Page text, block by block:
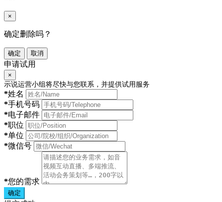
×
确定删除吗？
确定 取消
申请试用
×
示说运营小组将尽快与您联系，并提供试用服务
*姓名
*手机号码
*电子邮件
*职位
*单位
*微信号
*您的需求
确定